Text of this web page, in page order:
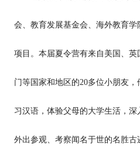
会、教育发展基金会、海外教育
项目。本届夏令营有来自美国、
门等国家和地区的20多位小朋友
习汉语，体验父母的大学生活，深
外出参观、考察闻名于世的名胜